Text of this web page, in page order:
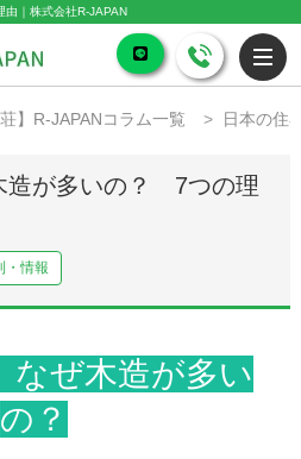
｜株式会社R-JAPAN
荘】R-JAPANコラム一覧 日本の住
造が多いの？ 7つの理
・情報
ぜ木造が多い
の？